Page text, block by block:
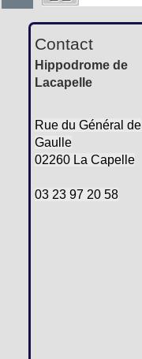
Contact
Hippodrome de
Lacapelle
Rue du Général de
Gaulle
02260 La Capelle
03 23 97 20 58